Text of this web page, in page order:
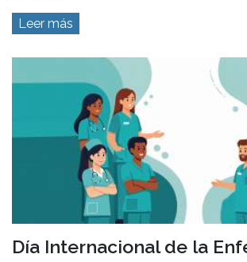
Leer más
Día Internacional de la